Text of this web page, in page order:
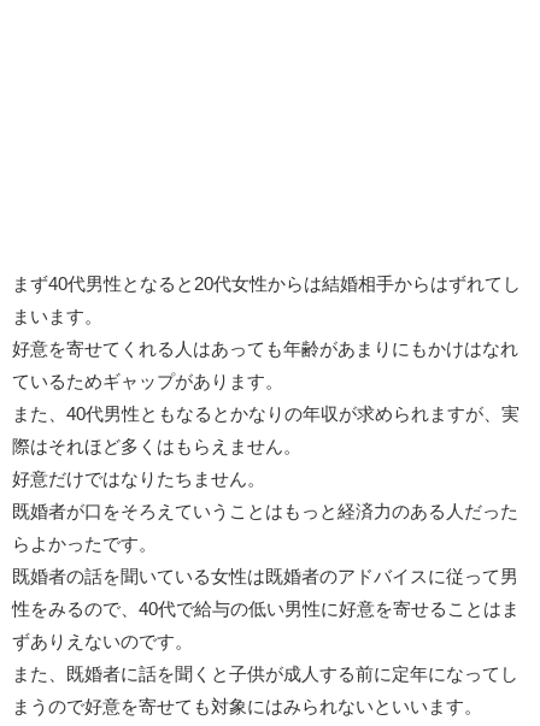
まず40代男性となると20代女性からは結婚相手からはずれてし
まいます。
好意を寄せてくれる人はあっても年齢があまりにもかけはなれ
ているためギャップがあります。
また、40代男性ともなるとかなりの年収が求められますが、実
際はそれほど多くはもらえません。
好意だけではなりたちません。
既婚者が口をそろえていうことはもっと経済力のある人だった
らよかったです。
既婚者の話を聞いている女性は既婚者のアドバイスに従って男
性をみるので、40代で給与の低い男性に好意を寄せることはま
ずありえないのです。
また、既婚者に話を聞くと子供が成人する前に定年になってし
まうので好意を寄せても対象にはみられないといいます。